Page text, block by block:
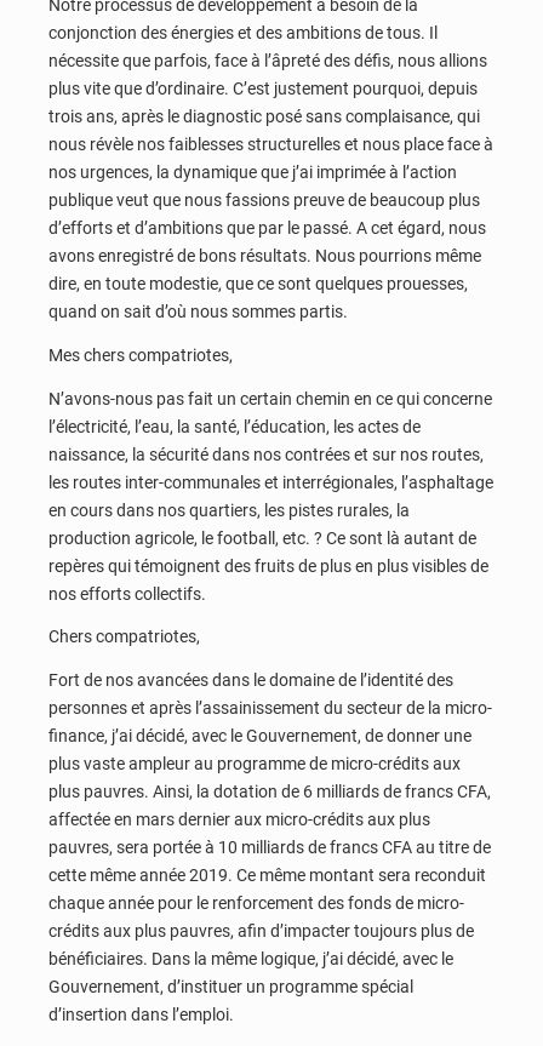
Notre processus de développement a besoin de la
conjonction des énergies et des ambitions de tous. Il
nécessite que parfois, face à l’âpreté des défis, nous allions
plus vite que d’ordinaire. C’est justement pourquoi, depuis
trois ans, après le diagnostic posé sans complaisance, qui
nous révèle nos faiblesses structurelles et nous place face à
nos urgences, la dynamique que j’ai imprimée à l’action
publique veut que nous fassions preuve de beaucoup plus
d’efforts et d’ambitions que par le passé. A cet égard, nous
avons enregistré de bons résultats. Nous pourrions même
dire, en toute modestie, que ce sont quelques prouesses,
quand on sait d’où nous sommes partis.
Mes chers compatriotes,
N’avons-nous pas fait un certain chemin en ce qui concerne
l’électricité, l’eau, la santé, l’éducation, les actes de
naissance, la sécurité dans nos contrées et sur nos routes,
les routes inter-communales et interrégionales, l’asphaltage
en cours dans nos quartiers, les pistes rurales, la
production agricole, le football, etc. ? Ce sont là autant de
repères qui témoignent des fruits de plus en plus visibles de
nos efforts collectifs.
Chers compatriotes,
Fort de nos avancées dans le domaine de l’identité des
personnes et après l’assainissement du secteur de la micro-
finance, j’ai décidé, avec le Gouvernement, de donner une
plus vaste ampleur au programme de micro-crédits aux
plus pauvres. Ainsi, la dotation de 6 milliards de francs CFA,
affectée en mars dernier aux micro-crédits aux plus
pauvres, sera portée à 10 milliards de francs CFA au titre de
cette même année 2019. Ce même montant sera reconduit
chaque année pour le renforcement des fonds de micro-
crédits aux plus pauvres, afin d’impacter toujours plus de
bénéficiaires. Dans la même logique, j’ai décidé, avec le
Gouvernement, d’instituer un programme spécial
d’insertion dans l’emploi.